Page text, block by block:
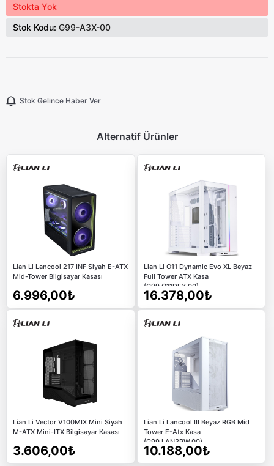
Stokta Yok
Stok Kodu: G99-A3X-00
Stok Gelince Haber Ver
Alternatif Ürünler
Lian Li Lancool 217 INF Siyah E-ATX
Mid-Tower Bilgisayar Kasası
6.996,00₺
Lian Li O11 Dynamic Evo XL Beyaz
Full Tower ATX Kasa
(G99.O11DEX.00)
16.378,00₺
Lian Li Vector V100MIX Mini Siyah
M-ATX Mini-ITX Bilgisayar Kasası
3.606,00₺
Lian Li Lancool III Beyaz RGB Mid
Tower E-Atx Kasa
(G99.LAN3RW.00)
10.188,00₺